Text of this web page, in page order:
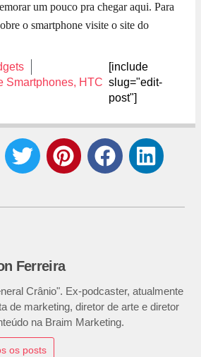
um pouco pra chegar aqui. Para
o smartphone visite o site do
Smartphones, HTC
[include
slug="edit-
post"]
Ferreira
Crânio". Ex-podcaster, atualmente
de marketing, diretor de arte e diretor
na Braim Marketing.
os posts